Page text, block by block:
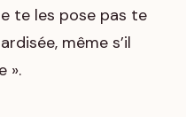
te les pose pas te
même s’il
».